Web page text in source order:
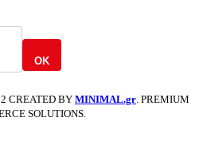
OK
CREATED BY MINIMAL.gr. PREMIUM
SOLUTIONS.